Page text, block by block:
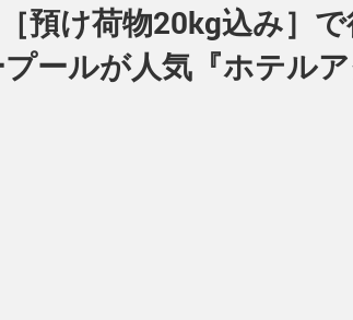
預け荷物20kg込み］
ールが人気『ホテル